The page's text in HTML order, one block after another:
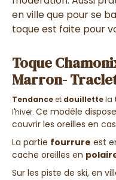
en ville que pour se
toque est faite pour
Toque
Marron-
Tendanceet douillettela
l'hiver. Ce modèle
couvrir les oreilles en
La partie fourrure est
cache oreilles en
Sur les piste de ski, en